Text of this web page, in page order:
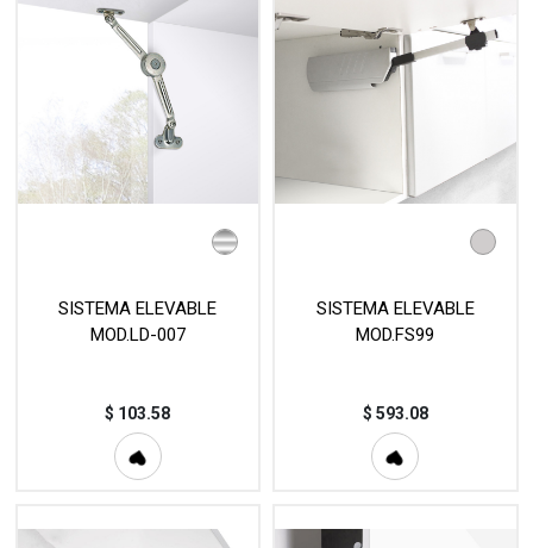
SISTEMA ELEVABLE
MOD.LD-007
$ 103.58
SISTEMA ELEVABLE
MOD.FS99
$ 593.08